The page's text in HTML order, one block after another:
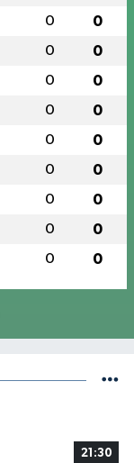
0 0
0 0
0 0
0 0
0 0
0 0
0 0
0 0
0 0
21:30